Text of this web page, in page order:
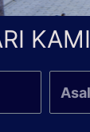
KAMI